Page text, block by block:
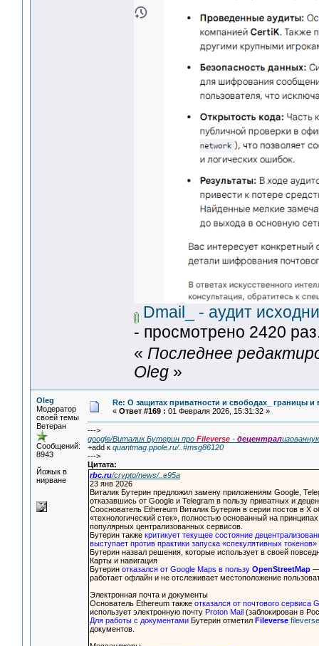
Dmail_ - аудит
- просмотрено 2420
« Последнее
Oleg »
Oleg
Модератор
своей темы
Ветеран
Сообщений:
8943
Йожык в
нирване
Re: О защитах приватности и свободах_ границы и
« Ответ #169 : 01 Февраля 2026, 15:31:32 »
--->
google/Виталик Бутерин про Fileverse - децентрал
+add к quantmag.ppole.ru/..#msg86120
--->
Цитата:
rbc.ru/crypto/news/..e95a
23 янв 2026
Виталик Бутерин предложил замену приложениям Google,
отказавшись от Google и Telegram в пользу приватных и
Сооснователь Ethereum Виталик Бутерин в серии постов в
«технологический стек», полностью основанный на
популярных централизованных сервисов.
Бутерин также критикует текущее состояние
выступает против практики запуска «спекулятивных
Бутерин назвал решения, которые использует в своей
Карты и навигация
Бутерин отказался от Google Maps в пользу OpenStreetMap —
работает офлайн и не отслеживает местоположение
Электронная почта и документы
Основатель Ethereum также отказался от почтового сервиса
использует электронную почту Proton Mail (заблокирован в
Для работы с документами Бутерин отметил Fileverse
документов.